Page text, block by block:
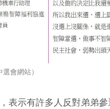
會網站）
表示有許多人反對弟弟